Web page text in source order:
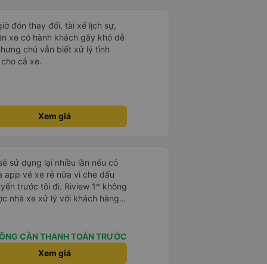
dụng xe đưa đón được không.
mới phớt lờ tài xế taxi. Tôi vừa
xế đưa đón đã đưa tôi đến
cao mọi thứ. Tôi hi vọng được
đón thay đổi, tài xế lịch sự,
xe có hành khách gây khó dễ
chú vẫn biết xử lý tình
cả xe.
Xem giá
sử dụng lại nhiều lần nếu có
app vé xe rẻ nữa vì che dấu
trước tôi đi. Riview 1* không
nhà xe xử lý với khách hàng”
nghiệm của tôi lại nói là đã
tôi sẽ xóa app vé xe rẻ Vĩnh
tôi cũng sẽ viết bài trên các
cả về Dalat lẫn vé xe rẻ. Xin
CẦN THANH TOÁN TRƯỚC
Xem giá